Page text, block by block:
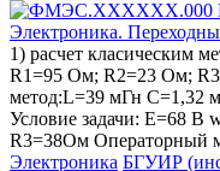
Электроника.
1) расчет класическим
R1=95 Ом; R2=23 Ом;
метод:L=39 мГн C=1,32
Условие задачи: E=68 В
R3=38Ом Операторный
Электроника БГУИР